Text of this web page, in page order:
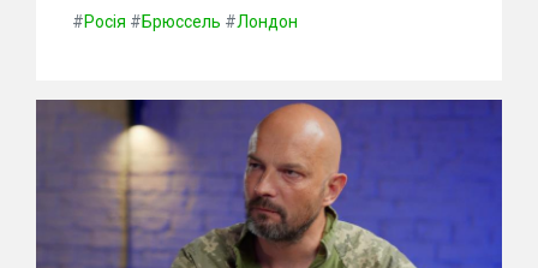
#Росія #Брюссель #Лондон